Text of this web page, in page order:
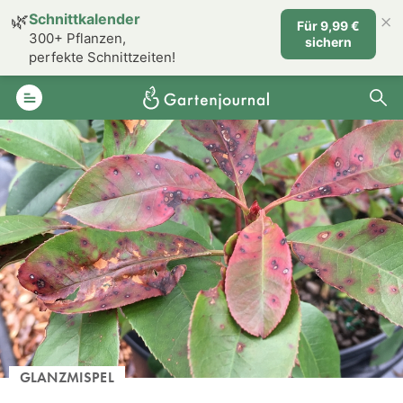
GLANZMISPEL
🌿Schnittkalender
300+ Pflanzen,
perfekte Schnittzeiten!
Für 9,99 €
sichern
×